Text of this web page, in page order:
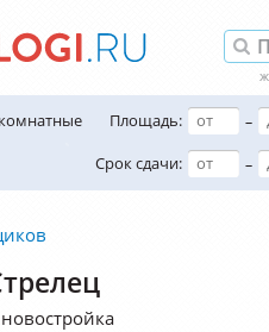
комнатные
Площадь:
–
Срок сдачи:
–
новостройка